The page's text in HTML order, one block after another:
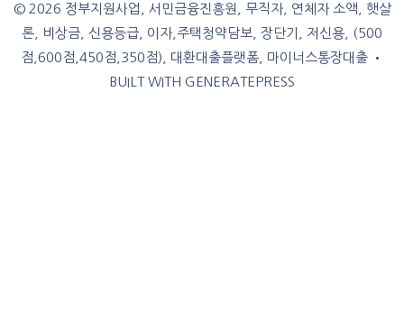
© 2026 정부지원사업, 서민금융진흥원, 무직자, 연체자 소액, 햇살
론, 비상금, 신용등급, 이자,주택청약담보, 장단기, 저신용, (500
점,600점,450점,350점), 대환대출플랫폼, 마이너스통장대출 •
BUILT WITH GENERATEPRESS